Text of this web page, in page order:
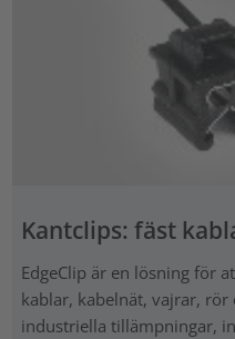
Kantclips: fäst
EdgeClip är en lösning för
kablar, kabelnät, vajrar,
industriella tillämpningar,